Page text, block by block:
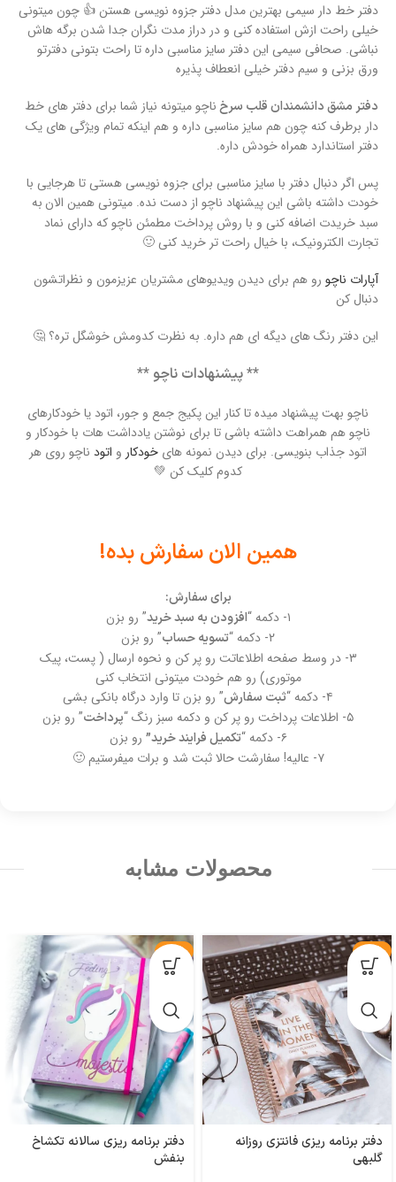
دفتر خط دار سیمی بهترین مدل دفتر جزوه نویسی هستن 👍 چون میتونی
خیلی راحت ازش استفاده کنی و در دراز مدت نگران جدا شدن برگه هاش
نباشی. صحافی سیمی این دفتر سایز مناسبی داره تا راحت بتونی دفترتو
ورق بزنی و سیم دفتر خیلی انعطاف پذیره
دفتر مشق دانشمندان قلب سرخناچو میتونه نیاز شما برای دفتر های خط
دار برطرف کنه چون هم سایز مناسبی داره و هم اینکه تمام ویژگی های یک
دفتر استاندارد همراه خودش داره.
پس اگر دنبال دفتر با سایز مناسبی برای جزوه نویسی هستی تا هرجایی با
خودت داشته باشی این پیشنهاد ناچو از دست نده. میتونی همین الان به
سبد خریدت اضافه کنی و با روش پرداخت مطمئن ناچو که دارای نماد
تجارت الکترونیک، با خیال راحت تر خرید کنی 🙂
آپارات ناچو رو هم برای دیدن ویدیوهای مشتریان عزیزمون و نظراتشون
دنبال کن
این دفتر رنگ های دیگه ای هم داره. به نظرت کدومش خوشگل تره؟ 🤔
** پیشنهادات ناچو **
ناچو بهت پیشنهاد میده تا کنار این پکیج جمع و جور، اتود یا خودکارهای
ناچو هم همراهت داشته باشی تا برای نوشتن یادداشت هات با خودکار و
اتود جذاب بنویسی. برای دیدن نمونه های خودکار و اتود ناچو روی هر
کدوم کلیک کن 💚
همین الان سفارش بده!
برای سفارش:
۱- دکمه “ افزودن به سبد خرید” رو بزن
۲- دکمه “
تسویه حساب” رو بزن
۳- در وسط صفحه اطلاعاتت رو پر کن و نحوه ارسال ( پست، پیک
موتوری) رو هم خودت میتونی انتخاب کنی
۴- دکمه “
ثبت سفارش” رو بزن تا وارد درگاه بانکی بشی
۵- اطلاعات پرداخت رو پر کن و دکمه سبز رنگ “
پرداخت” رو بزن
۶- دکمه “
تکمیل فرایند خرید” رو بزن
۷- عالیه! سفارشت حالا ثبت شد و برات میفرستیم 🙂
محصولات مشابه
-29%
دفتر برنامه ریزی فانتزی روزانه
گلبهی
-21%
دفتر برنامه ریزی سالانه تکشاخ
بنفش